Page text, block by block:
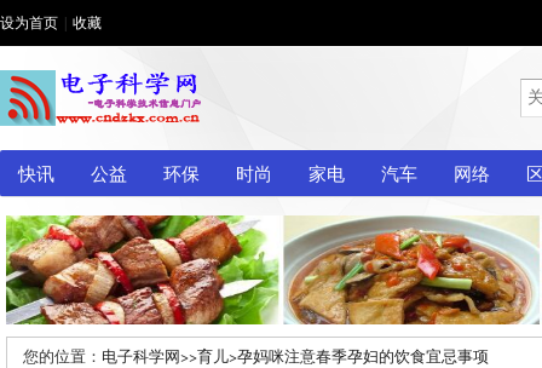
设为首页 收藏
快讯 公益 环保 时尚 家电 汽车 网络
您的位置： 电子科学网>>育儿>孕妈咪注意春季孕妇的饮食宜忌事项